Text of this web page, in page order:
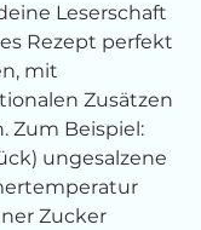
Leserschaft
Rezept perfekt
mit
Zusätzen
Zum Beispiel:
ungesalzene
Zucker